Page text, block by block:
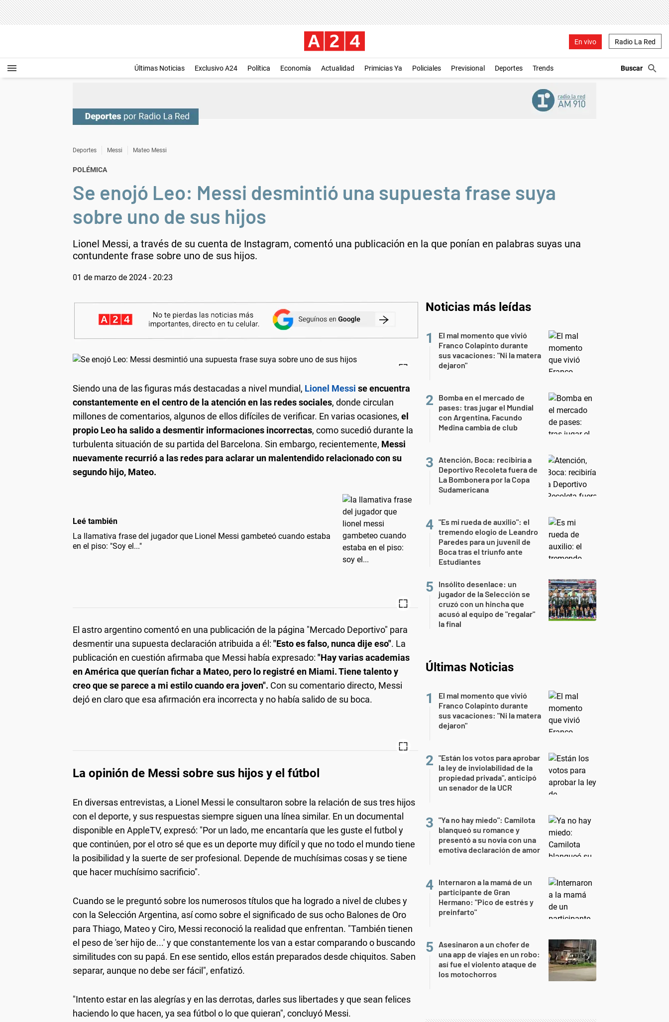
En vivo Radio La Red
Últimas Noticias Exclusivo A24 Política Economía Actualidad Primicias Ya Policiales Previsional Deportes Trends
Deportes Messi Mateo Messi
POLÉMICA
Se enojó Leo: Messi desmintió una supuesta frase suya
sobre uno de sus hijos
Lionel Messi, a través de su cuenta de Instagram, comentó una publicación en la que ponían en palabras suyas una
contundente frase sobre uno de sus hijos.
01 de marzo de 2024 - 20:23
Siendo una de las figuras más destacadas a nivel mundial, Lionel Messi se encuentra
constantemente en el centro de la atención en las redes sociales, donde circulan
millones de comentarios, algunos de ellos difíciles de verificar. En varias ocasiones, el
propio Leo ha salido a desmentir informaciones incorrectas, como sucedió durante la
turbulenta situación de su partida del Barcelona. Sin embargo, recientemente, Messi
nuevamente recurrió a las redes para aclarar un malentendido relacionado con su
segundo hijo, Mateo.
Leé también
La llamativa frase del jugador que Lionel Messi gambeteó cuando estaba
en el piso: "Soy el..."
El astro argentino comentó en una publicación de la página "Mercado Deportivo" para
desmentir una supuesta declaración atribuida a él: "Esto es falso, nunca dije eso". La
publicación en cuestión afirmaba que Messi había expresado: "Hay varias academias
en América que querían fichar a Mateo, pero lo registré en Miami. Tiene talento y
creo que se parece a mi estilo cuando era joven". Con su comentario directo, Messi
dejó en claro que esa afirmación era incorrecta y no había salido de su boca.
La opinión de Messi sobre sus hijos y el fútbol
En diversas entrevistas, a Lionel Messi le consultaron sobre la relación de sus tres hijos
con el deporte, y sus respuestas siempre siguen una línea similar. En un documental
disponible en AppleTV, expresó: "Por un lado, me encantaría que les guste el futbol y
que continúen, por el otro sé que es un deporte muy difícil y que no todo el mundo tiene
la posibilidad y la suerte de ser profesional. Depende de muchísimas cosas y se tiene
que hacer muchísimo sacrificio".
Cuando se le preguntó sobre los numerosos títulos que ha logrado a nivel de clubes y
con la Selección Argentina, así como sobre el significado de sus ocho Balones de Oro
para Thiago, Mateo y Ciro, Messi reconoció la realidad que enfrentan. "También tienen
el peso de 'ser hijo de...' y que constantemente los van a estar comparando o buscando
similitudes con su papá. En ese sentido, ellos están preparados desde chiquitos. Saben
separar, aunque no debe ser fácil", enfatizó.
"Intento estar en las alegrías y en las derrotas, darles sus libertades y que sean felices
haciendo lo que hacen, ya sea fútbol o lo que quieran", concluyó Messi.
Noticias más leídas
El mal momento que vivió
Franco Colapinto durante
sus vacaciones: "Ni la matera
dejaron"
Bomba en el mercado de
pases: tras jugar el Mundial
con Argentina, Facundo
Medina cambia de club
Atención, Boca: recibiría a
Deportivo Recoleta fuera de
La Bombonera por la Copa
Sudamericana
"Es mi rueda de auxilio": el
tremendo elogio de Leandro
Paredes para un juvenil de
Boca tras el triunfo ante
Estudiantes
Insólito desenlace: un
jugador de la Selección se
cruzó con un hincha que
acusó al equipo de "regalar"
la final
Últimas Noticias
El mal momento que vivió
Franco Colapinto durante
sus vacaciones: "Ni la matera
dejaron"
"Están los votos para aprobar
la ley de inviolabilidad de la
propiedad privada", anticipó
un senador de la UCR
"Ya no hay miedo": Camilota
blanqueó su romance y
presentó a su novia con una
emotiva declaración de amor
Internaron a la mamá de un
participante de Gran
Hermano: "Pico de estrés y
preinfarto"
Asesinaron a un chofer de
una app de viajes en un robo:
así fue el violento ataque de
los motochorros